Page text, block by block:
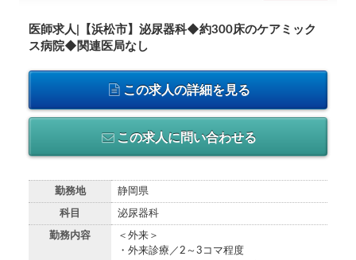
医師求人|【浜松市】泌尿器科◆約300床のケアミック
ス病院◆関連医局なし
この求人の詳細を見る
この求人に問い合わせる
勤務地 静岡県
科目 泌尿器科
勤務内容
＜外来＞
・外来診療／2～3コマ程度